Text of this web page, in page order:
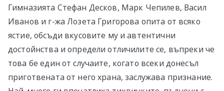
Гимназията Стефан Десков, Марк Чепилев, Васил
Иванов и г-жа Лозета Григорова опита от всяко
ястие, обсъди вкусовите му и автентични
достойнства и определи отличилите се, въпреки че
това бе един от случаите, когато всеки донесъл
приготвената от него храна, заслужава признание.